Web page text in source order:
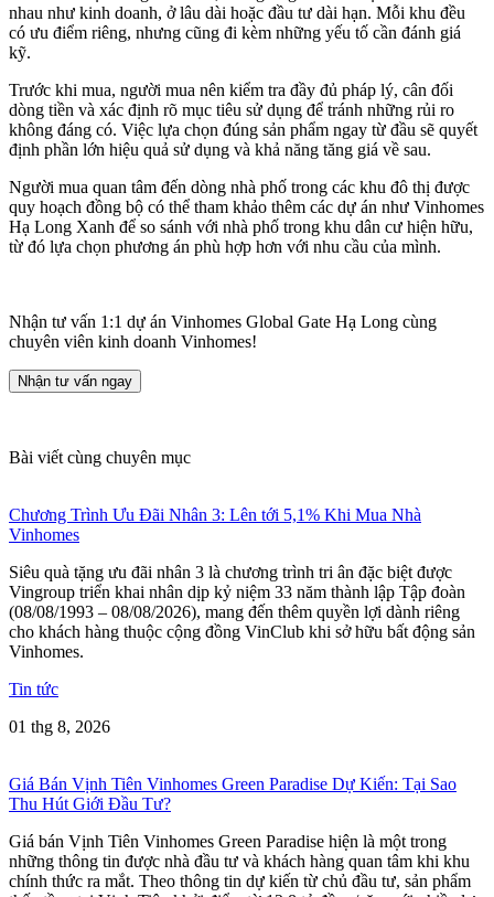
nhau như kinh doanh, ở lâu dài hoặc đầu tư dài hạn. Mỗi khu đều
có ưu điểm riêng, nhưng cũng đi kèm những yếu tố cần đánh giá
kỹ.
Trước khi mua, người mua nên kiểm tra đầy đủ pháp lý, cân đối
dòng tiền và xác định rõ mục tiêu sử dụng để tránh những rủi ro
không đáng có. Việc lựa chọn đúng sản phẩm ngay từ đầu sẽ quyết
định phần lớn hiệu quả sử dụng và khả năng tăng giá về sau.
Người mua quan tâm đến dòng nhà phố trong các khu đô thị được
quy hoạch đồng bộ có thể tham khảo thêm các dự án như Vinhomes
Hạ Long Xanh để so sánh với nhà phố trong khu dân cư hiện hữu,
từ đó lựa chọn phương án phù hợp hơn với nhu cầu của mình.
Nhận tư vấn 1:1 dự án Vinhomes Global Gate Hạ Long cùng
chuyên viên kinh doanh Vinhomes!
Nhận tư vấn ngay
Bài viết cùng chuyên mục
Chương Trình Ưu Đãi Nhân 3: Lên tới 5,1% Khi Mua Nhà
Vinhomes
Siêu quà tặng ưu đãi nhân 3 là chương trình tri ân đặc biệt được
Vingroup triển khai nhân dịp kỷ niệm 33 năm thành lập Tập đoàn
(08/08/1993 – 08/08/2026), mang đến thêm quyền lợi dành riêng
cho khách hàng thuộc cộng đồng VinClub khi sở hữu bất động sản
Vinhomes.
Tin tức
01 thg 8, 2026
Giá Bán Vịnh Tiên Vinhomes Green Paradise Dự Kiến: Tại Sao
Thu Hút Giới Đầu Tư?
Giá bán Vịnh Tiên Vinhomes Green Paradise hiện là một trong
những thông tin được nhà đầu tư và khách hàng quan tâm khi khu
chính thức ra mắt. Theo thông tin dự kiến từ chủ đầu tư, sản phẩm